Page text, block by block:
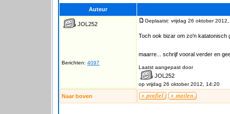
Auteur
JOL252
Berichten: 4097
Geplaatst: vrijdag 26 oktober
Toch ook bizar om zo'n katatonisch
maarre... schrijf vooral verder en
Laatst aangepast door
JOL252
op vrijdag 26 oktober 2012, 14:20
Naar boven